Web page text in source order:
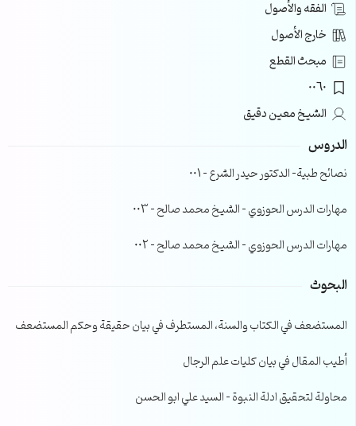
الفقه والأصول
خارج الأصول
مبحث القطع
0060
الشيخ معين دقيق
الدروس
نصائح طبية- الدكتور حيدر الشرع – 001
مهارات الدرس الحوزوي – الشيخ محمد صالح – 003
مهارات الدرس الحوزوي – الشيخ محمد صالح – 002
البحوث
المستضعف في الكتاب والسنة، المستطرف في بيان حقيقة وحكم المستضعف
أطيب المقال في بيان كليات علم الرجال
محاولة لتحقيق ادلة النبوة – السيد علي ابو الحسن